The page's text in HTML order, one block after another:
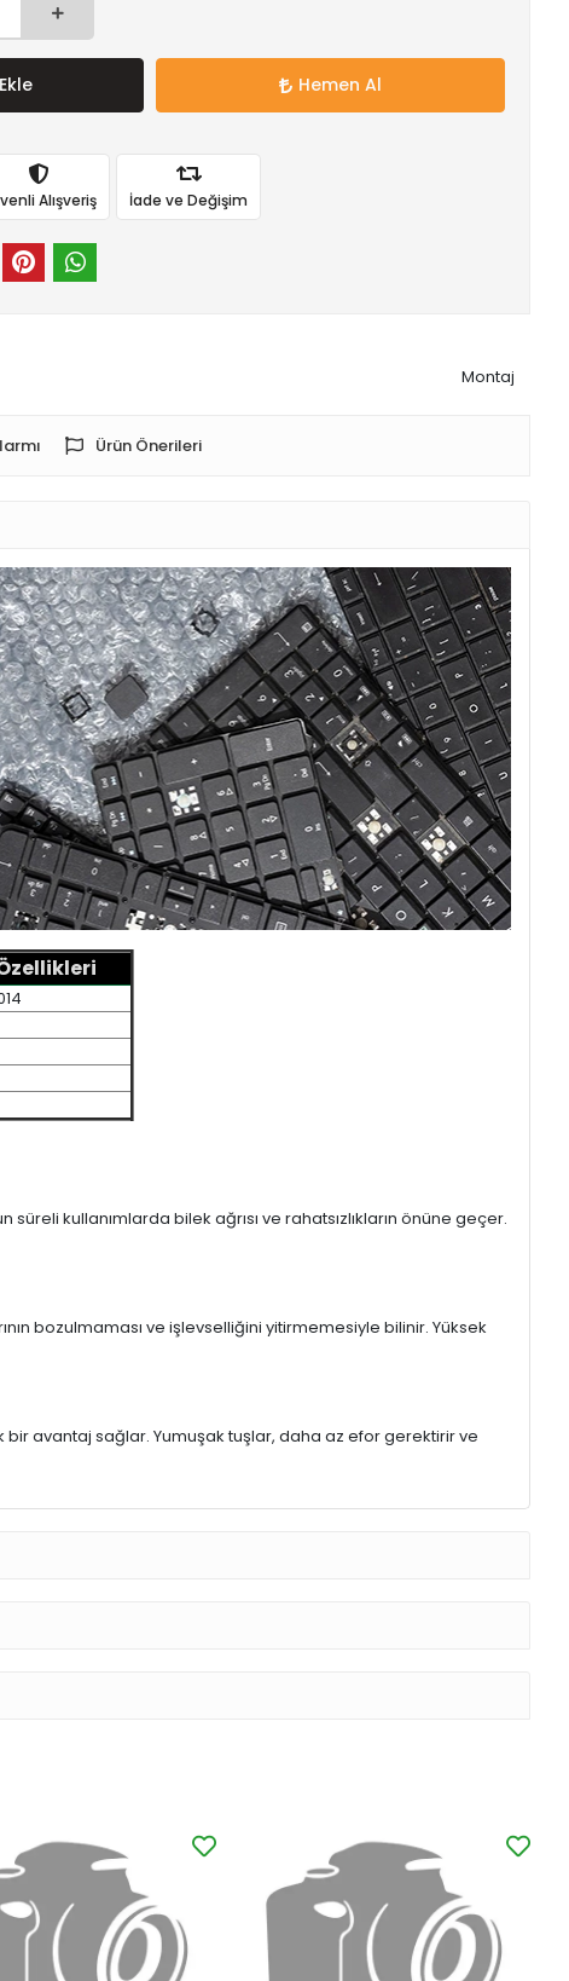
Hemen Al
Alışveriş İade ve Değişim
Montaj
Ürün Önerileri
kullanımlarda bilek ağrısı ve rahatsızlıkların önüne geçer.
bozulmaması ve işlevselliğini yitirmemesiyle bilinir. Yüksek
bir avantaj sağlar. Yumuşak tuşlar, daha az efor gerektirir ve